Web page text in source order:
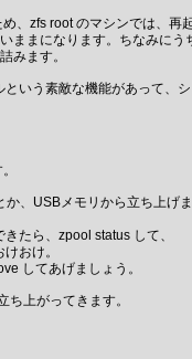
、zfs root のマシンでは、再
ままになります。ちなみにう
みます。
いう素敵な機能があって、
か、USBメモリから立ち上げ
たら、zpool status して、
おけ。
してあげましょう。
ち上がってきます。